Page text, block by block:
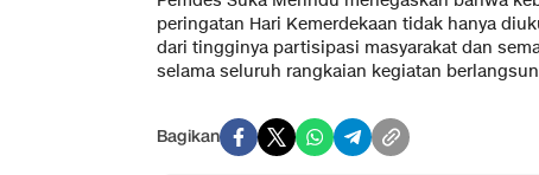
peringatan Hari Kemerdekaan tidak hanya
dari tingginya partisipasi masyarakat dan
selama seluruh rangkaian kegiatan
Bagikan